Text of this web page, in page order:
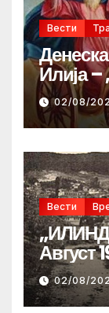
Вести
Илија
02/08/
Вести
Август
02/08/